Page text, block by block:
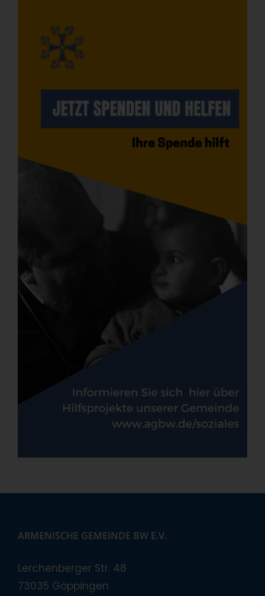
ARMENISCHE GEMEINDE BW E.V.
Lerchenberger Str. 48
73035 Göppingen